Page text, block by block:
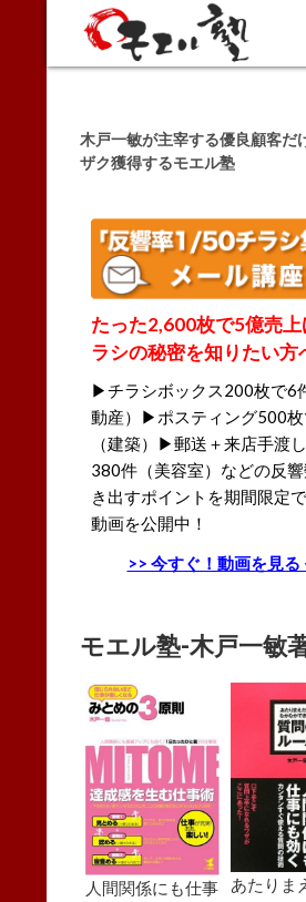
Search
木戸一敏が主宰する優良顧客だ
ザク獲得するモエル塾
たった2,600枚で5億売
ラシの秘密を知りたい方
▶チラシボックス200枚で6
動産）▶ポスティング500
（建築）▶郵送＋来店手渡
380件（美容室）などの反
き出すポイントを期間限定
動画を公開中！
>> 今すぐ！動画を見る
モエル塾-木戸一敏
人間関係にも仕事
あたりま